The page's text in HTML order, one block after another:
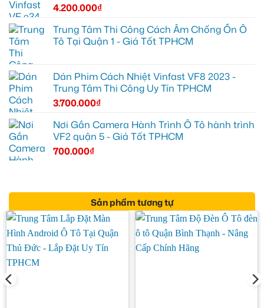
4.200.000₫
Trung Tâm Thi Công Cách Âm Chống Ồn Ô
Tô Tại Quận 1 - Giá Tốt TPHCM
Dán Phim Cách Nhiệt Vinfast VF8 2023 -
Trung Tâm Thi Công Uy Tín TPHCM
3.700.000₫
Nơi Gắn Camera Hành Trình Ô Tô hành trình
VF2 quận 5 - Giá Tốt TPHCM
700.000₫
Sản phẩm tương tự